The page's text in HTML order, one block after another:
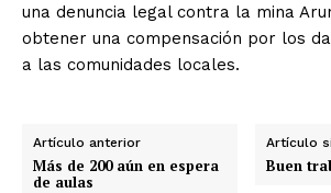
una denuncia legal contra la mina
obtener una compensación por los
a las comunidades locales.
Artículo anterior
Más de 200 aún en espera
de aulas
Artículo
Buen